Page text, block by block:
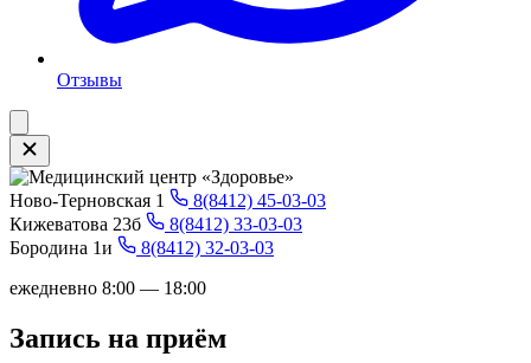
Отзывы
Ново-Терновская 1
8(8412) 45-03-03
Кижеватова 23б
8(8412) 33-03-03
Бородина 1и
8(8412) 32-03-03
ежедневно 8:00 — 18:00
Запись на приём